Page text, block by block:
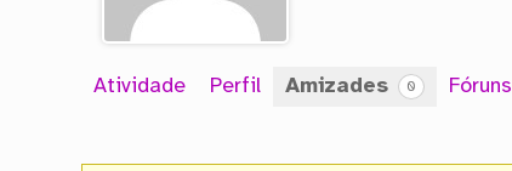
Atividade Perfil Amizades 0 Fóruns